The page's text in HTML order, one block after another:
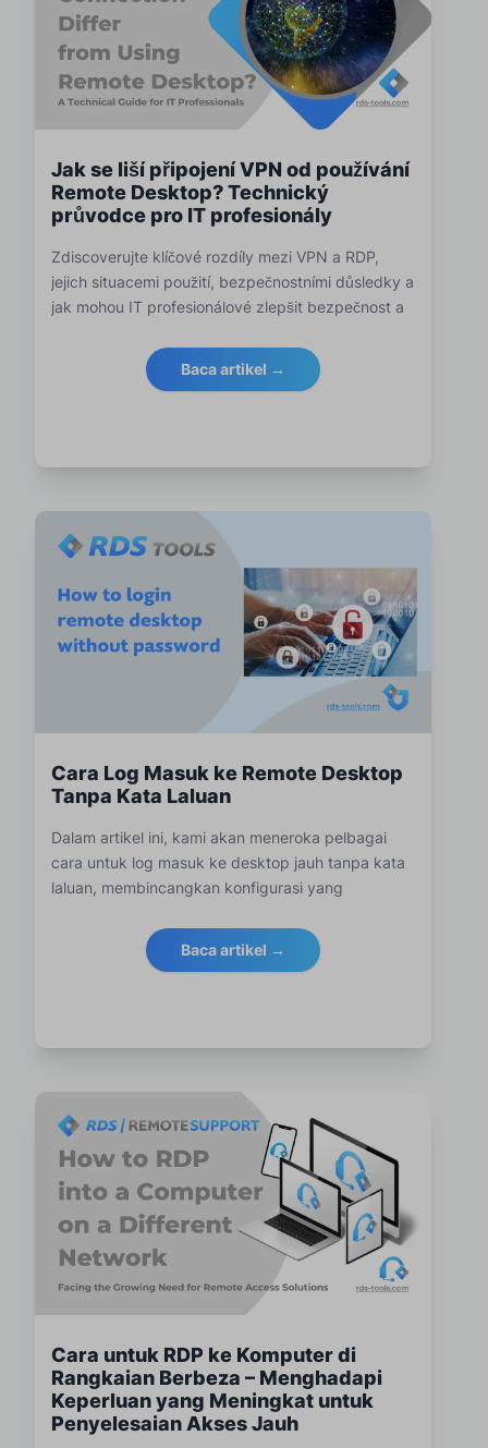
Jak se liší připojení VPN od používání
Remote Desktop? Technický
průvodce pro IT profesionály
Zdiscoverujte klíčové rozdíly mezi VPN a RDP,
jejich situacemi použití, bezpečnostními důsledky a
jak mohou IT profesionálové zlepšit bezpečnost a
Server Monitoring od RDS-Tools.
Baca artikel →
Cara Log Masuk ke Remote Desktop
Tanpa Kata Laluan
Dalam artikel ini, kami akan meneroka pelbagai
cara untuk log masuk ke desktop jauh tanpa kata
laluan, membincangkan konfigurasi yang
mengekalkan amalan keselamatan terbaik.
Baca artikel →
Cara untuk RDP ke Komputer di
Rangkaian Berbeza – Menghadapi
Keperluan yang Meningkat untuk
Penyelesaian Akses Jauh